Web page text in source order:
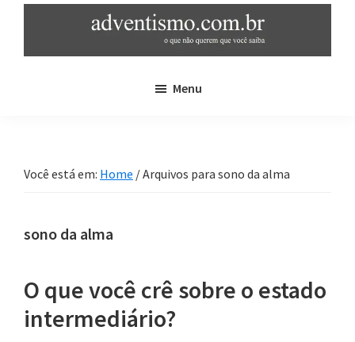
main
sidebar
que
saiba
Menu
Você está em: Home /Arquivos para sono da alma
sono da alma
O que você crê sobre o estado
intermediário?